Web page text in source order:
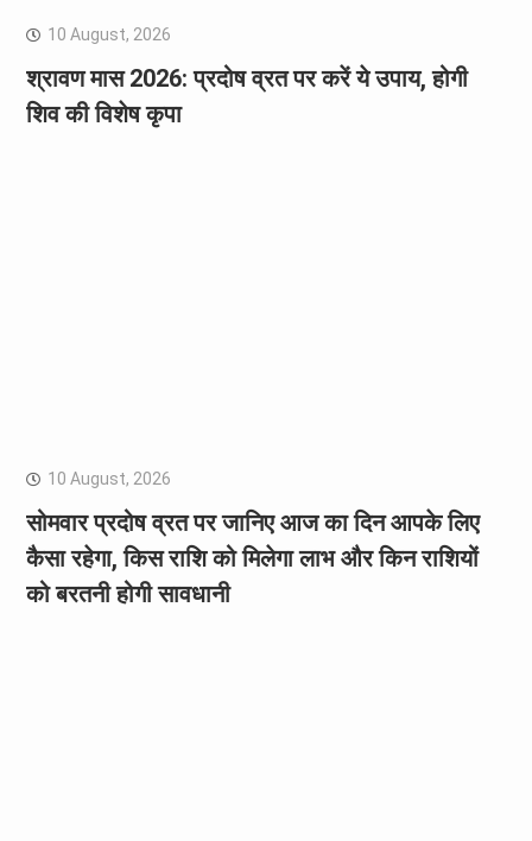
10 August, 2026
श्रावण मास 2026: प्रदोष व्रत पर करें ये उपाय, होगी
शिव की विशेष कृपा
10 August, 2026
सोमवार प्रदोष व्रत पर जानिए आज का दिन आपके लिए
कैसा रहेगा, किस राशि को मिलेगा लाभ और किन राशियों
को बरतनी होगी सावधानी